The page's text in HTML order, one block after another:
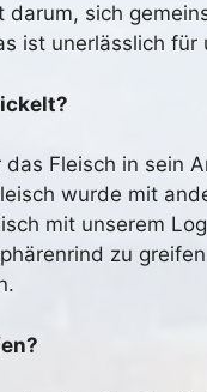
sich
ist unerlässlich für
Fleisch in sein
wurde mit
mit unserem
zu